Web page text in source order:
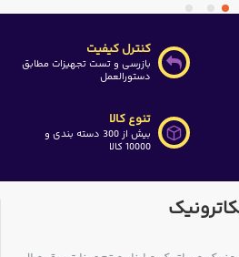
کنترل کیفیت
بازرسی و تست تجهیزات مطابق
دستورالعمل
تنوع کالا
بیش از 300 دسته بندی و
10000 کالا